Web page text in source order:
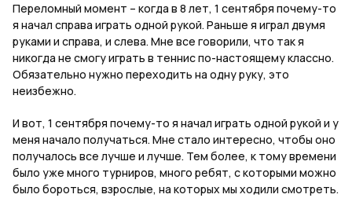
Переломный момент – когда в 8 лет, 1 сентября почему-то
я начал справа играть одной рукой. Раньше я играл двумя
руками и справа, и слева. Мне все говорили, что так я
никогда не смогу играть в теннис по-настоящему классно.
Обязательно нужно переходить на одну руку, это
неизбежно.
И вот, 1 сентября почему-то я начал играть одной рукой и у
меня начало получаться. Мне стало интересно, чтобы оно
получалось все лучше и лучше. Тем более, к тому времени
было уже много турниров, много ребят, с которыми можно
было бороться, взрослые, на которых мы ходили смотреть.